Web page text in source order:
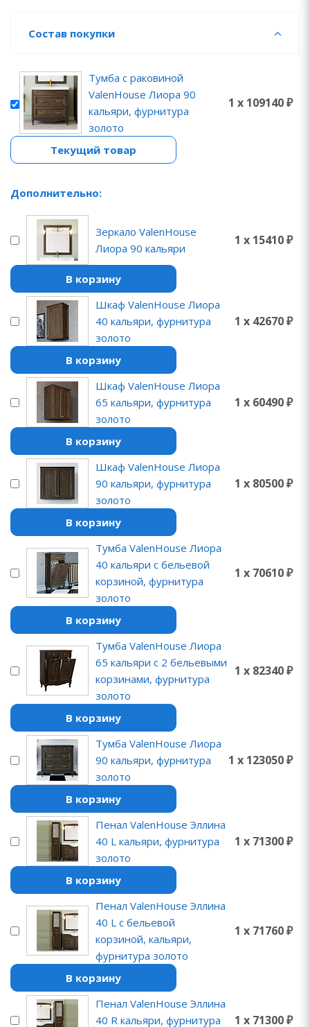
Состав покупки
Тумба с раковиной
ValenHouse Лиора 90
кальяри, фурнитура
золото
1 x 109140 ₽
Текущий товар
Дополнительно:
Зеркало ValenHouse
Лиора 90 кальяри
1 x 15410 ₽
В корзину
Шкаф ValenHouse Лиора
40 кальяри, фурнитура
золото
1 x 42670 ₽
В корзину
Шкаф ValenHouse Лиора
65 кальяри, фурнитура
золото
1 x 60490 ₽
В корзину
Шкаф ValenHouse Лиора
90 кальяри, фурнитура
золото
1 x 80500 ₽
В корзину
Тумба ValenHouse Лиора
40 кальяри с бельевой
корзиной, фурнитура
золото
1 x 70610 ₽
В корзину
Тумба ValenHouse Лиора
65 кальяри с 2 бельевыми
корзинами, фурнитура
золото
1 x 82340 ₽
В корзину
Тумба ValenHouse Лиора
90 кальяри, фурнитура
золото
1 x 123050 ₽
В корзину
Пенал ValenHouse Эллина
40 L кальяри, фурнитура
золото
1 x 71300 ₽
В корзину
Пенал ValenHouse Эллина
40 L с бельевой
корзиной, кальяри,
фурнитура золото
1 x 71760 ₽
В корзину
Пенал ValenHouse Эллина
40 R кальяри, фурнитура
1 x 71300 ₽